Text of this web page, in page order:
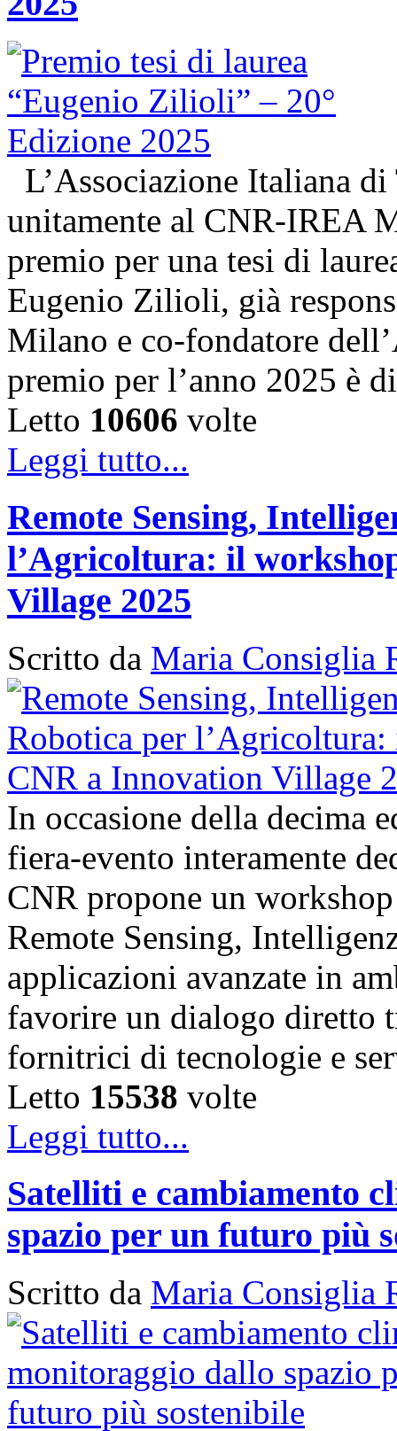
L’Associazione Italiana
unitamente al CNR-IREA
premio per una tesi di
Eugenio Zilioli, già
Milano e co-fondatore
premio per l’anno 2025 è
Letto 10606 volte
Leggi tutto...
Remote Sensing,
l’Agricoltura: il
Village 2025
Scritto da Maria Consiglia
In occasione della decima
fiera-evento interamente
CNR propone un
Remote Sensing,
applicazioni avanzate in
favorire un dialogo diretto
fornitrici di tecnologie e
Letto 15538 volte
Leggi tutto...
Satelliti e cambiamento
spazio per un futuro più
Scritto da Maria Consiglia